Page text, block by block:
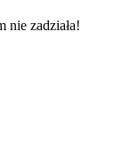
nie zadziała!